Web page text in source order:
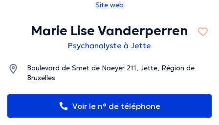
Site web
Marie Lise Vanderperren
Psychanalyste à Jette
Boulevard de Smet de Naeyer 211, Jette, Région de
Bruxelles
Voir le n° de téléphone